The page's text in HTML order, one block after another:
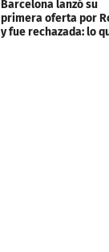
Barcelona lanzó su
primera oferta por
y fue rechazada: lo